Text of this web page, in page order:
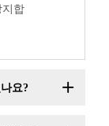
지합
요?